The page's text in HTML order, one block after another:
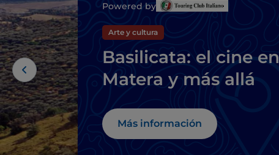
Powered by
Arte y cultura
Basilicata: el cine en
Matera y más allá
Más información